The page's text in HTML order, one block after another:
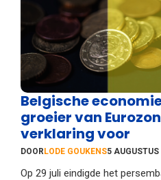
Belgische
groeier van
verklaring voor
DOOR LODE GOUKENS5
Op 29 juli eindigde het